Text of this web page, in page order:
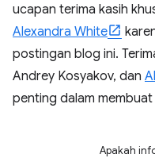
ucapan terima kasih
Alexandra White
postingan blog ini.
Andrey Kosyakov, dan
penting dalam
Apakah